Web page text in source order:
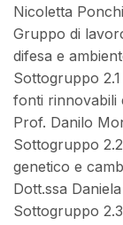
Nicoletta
Gruppo di
difesa e
Sottogruppo
fonti rinnovabili
Prof. Danilo
Sottogruppo
genetico e
Dott.ssa
Sottogruppo